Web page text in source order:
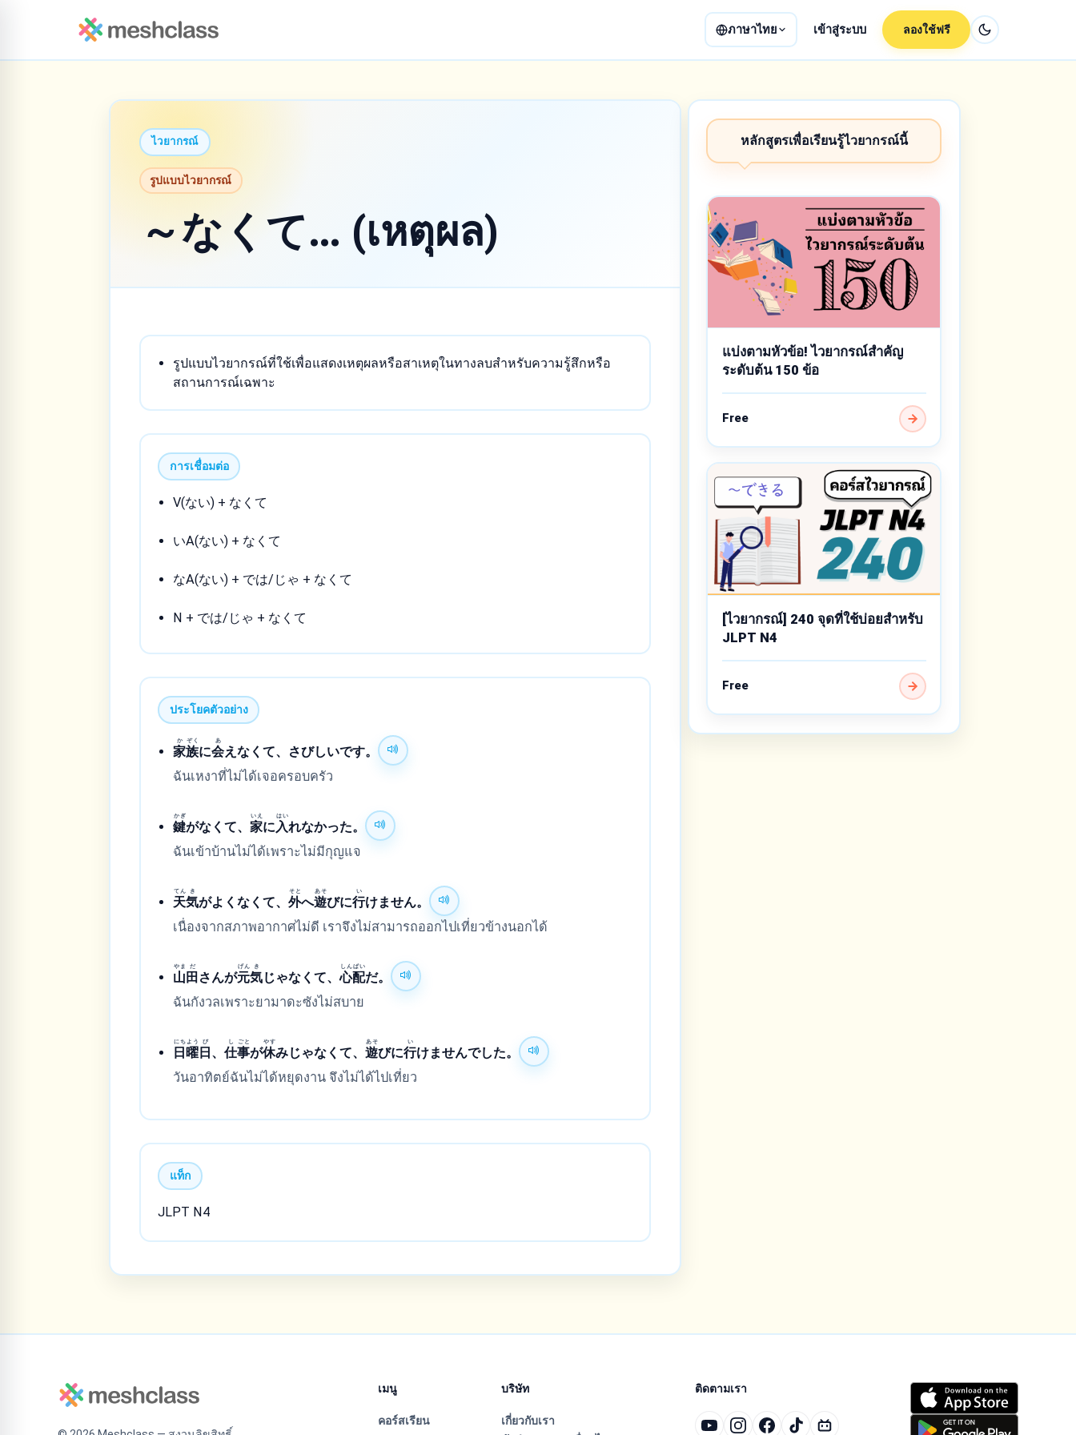
ภาษาไทย เข้าสู่ระบบ ลองใช้ฟรี
ไวยากรณ์
รูปแบบไวยากรณ์
～なくて… (เหตุผล)
รูปแบบไวยากรณ์ที่ใช้เพื่อแสดงเหตุผลหรือสาเหตุในทางลบสำหรับความรู้สึกหรือ
สถานการณ์เฉพาะ
การเชื่อมต่อ
V(ない) + なくて
いA(ない) + なくて
なA(ない) + では/じゃ + なくて
N + では/じゃ + なくて
ประโยคตัวอย่าง
家
か
族
ぞく
に会
あ
えなくて、さびしいです。
ฉันเหงาที่ไม่ได้เจอครอบครัว
鍵
かぎ
がなくて、家
いえ
に入
はい
れなかった。
ฉันเข้าบ้านไม่ได้เพราะไม่มีกุญแจ
天
てん
気
き
がよくなくて、外
そと
へ遊
あそ
びに行
い
けません。
เนื่องจากสภาพอากาศไม่ดี เราจึงไม่สามารถออกไปเที่ยวข้างนอกได้
山
やま
田
だ
さんが元
げん
気
き
じゃなくて、心
しん
配
ぱい
だ。
ฉันกังวลเพราะยามาดะซังไม่สบาย
日
にち
曜
よう
日
び
、仕
し
事
ごと
が休
やす
みじゃなくて、遊
あそ
びに行
い
けませんでした。
วันอาทิตย์ฉันไม่ได้หยุดงาน จึงไม่ได้ไปเที่ยว
แท็ก
JLPT N4
หลักสูตรเพื่อเรียนรู้ไวยากรณ์นี้
แบ่งตามหัวข้อ! ไวยากรณ์สำคัญ
ระดับต้น 150 ข้อ
Free
[ไวยากรณ์] 240 จุดที่ใช้บ่อยสำหรับ
JLPT N4
Free
เมนู
คอร์สเรียน
บริษัท
เกี่ยวกับเรา
ติดตามเรา